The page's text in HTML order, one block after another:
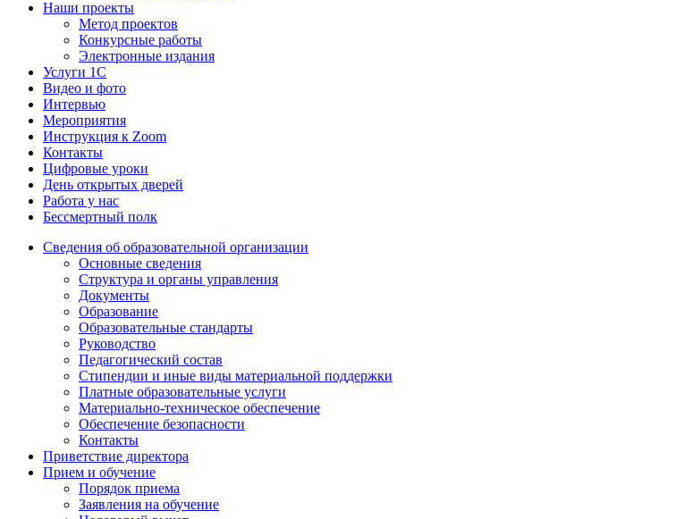
Наши проекты
Метод проектов
Конкурсные работы
Электронные издания
Услуги 1C
Видео и фото
Интервью
Мероприятия
Инструкция к Zoom
Контакты
Цифровые уроки
День открытых дверей
Работа у нас
Бессмертный полк
Сведения об образовательной организации
Основные сведения
Структура и органы управления
Документы
Образование
Образовательные стандарты
Руководство
Педагогический состав
Стипендии и иные виды материальной поддержки
Платные образовательные услуги
Материально-техническое обеспечение
Обеспечение безопасности
Контакты
Приветствие директора
Прием и обучение
Порядок приема
Заявления на обучение